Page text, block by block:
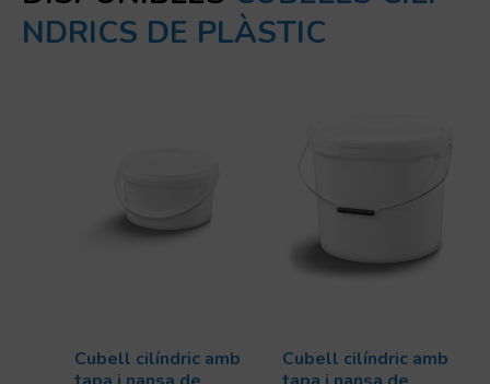
NDRICS DE PLÀSTIC
Cubell cilíndric amb
Cubell cilíndric amb